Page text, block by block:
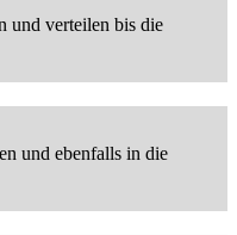
und verteilen bis die
und ebenfalls in die